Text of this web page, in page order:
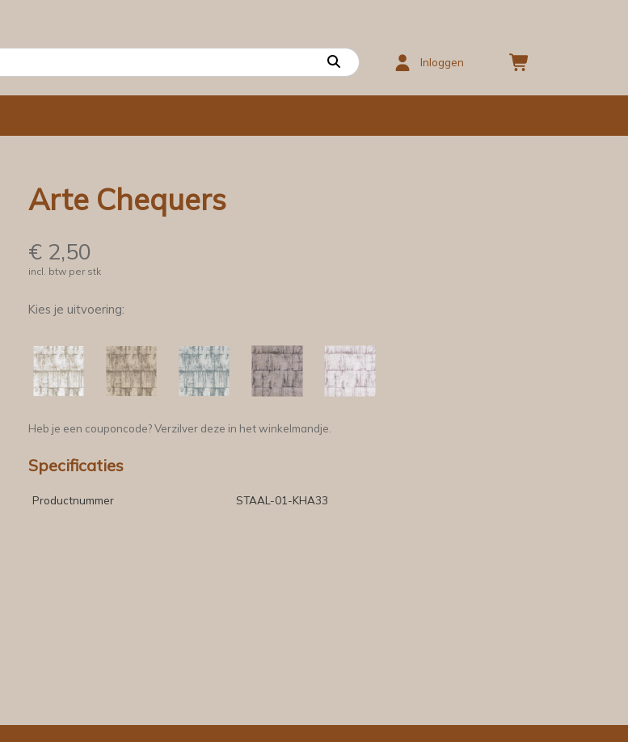
Inloggen
Arte Chequers
€ 2,50
incl. btw per stk
Kies je uitvoering:
Heb je een couponcode? Verzilver deze in het winkelmandje.
Specificaties
Productnummer STAAL-01-KHA33